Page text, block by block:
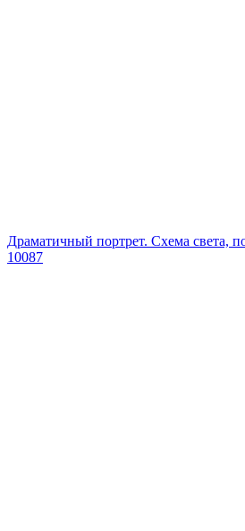
Драматичный портрет. Схема света,
10087